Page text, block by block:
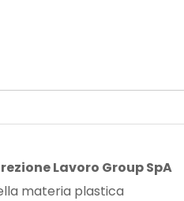
Lavoro Group SpA
materia plastica